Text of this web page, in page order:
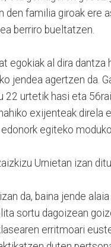
den familia giroak ere
berriro bueltatzen.
egokiak al dira dantza
jendea agertzen da.
22 urtetik hasi eta
exijenteak direla
egiteko
Urnietan izan
da, baina jende
sortu dagoizean
erritmoari